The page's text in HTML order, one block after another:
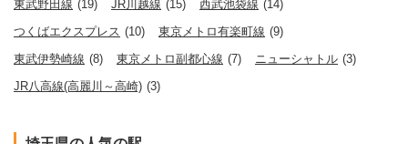
東武野田線 (19) JR川越線 (15) 西武池袋線 (14)
つくばエクスプレス (10) 東京メトロ有楽町線 (9)
東武伊勢崎線 (8) 東京メトロ副都心線 (7) ニューシャトル (3)
JR八高線(高麗川～高崎) (3)